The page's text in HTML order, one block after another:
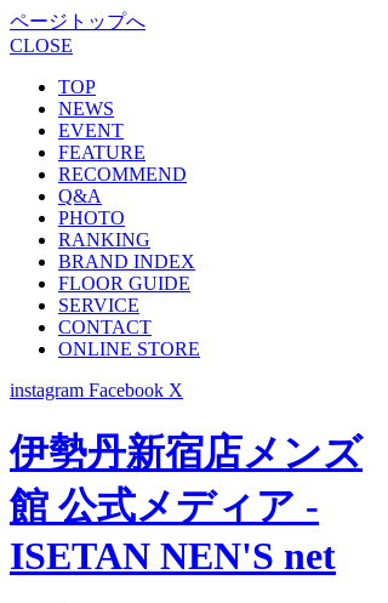
ページトップへ
CLOSE
TOP
NEWS
EVENT
FEATURE
RECOMMEND
Q&A
PHOTO
RANKING
BRAND INDEX
FLOOR GUIDE
SERVICE
CONTACT
ONLINE STORE
instagram Facebook X
伊勢丹新宿店メンズ
館 公式メディア -
ISETAN NEN'S net